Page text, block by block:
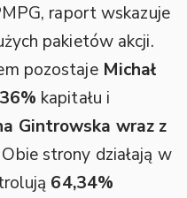
raport wskazuje
pakietów akcji.
pozostaje Michał
kapitału i
Gintrowska wraz z
strony działają w
64,34%